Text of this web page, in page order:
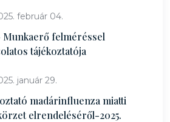
február 04.
Munkaerő felméréssel
tájékoztatója
január 29.
madárinfluenza miatti
elrendeléséről-2025.